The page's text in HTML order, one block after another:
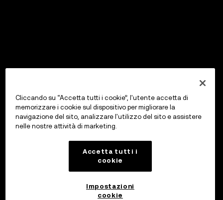
Cliccando su “Accetta tutti i cookie”, l'utente accetta di
memorizzare i cookie sul dispositivo per migliorare la
navigazione del sito, analizzare l'utilizzo del sito e assistere
nelle nostre attività di marketing.
Accetta tutti i
cookie
Impostazioni
cookie